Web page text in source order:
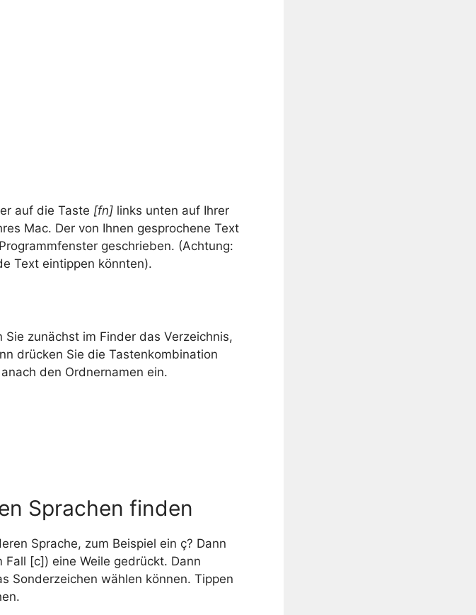
auf die Taste [fn] links unten auf Ihrer
Mac. Der von Ihnen gesprochene Text
geschrieben. (Achtung:
Text eintippen könnten).
zunächst im Finder das Verzeichnis,
drücken Sie die Tastenkombination
den Ordnernamen ein.
Sprachen finden
Sprache, zum Beispiel ein ç? Dann
[c]) eine Weile gedrückt. Dann
Sonderzeichen wählen können. Tippen